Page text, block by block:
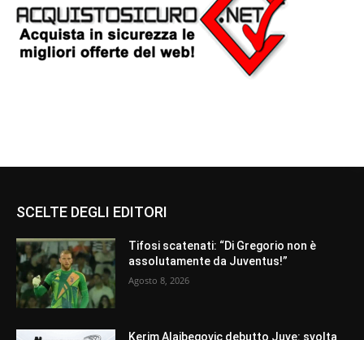
SCELTE DEGLI EDITORI
Tifosi scatenati: “Di Gregorio non è
assolutamente da Juventus!”
Agosto 8, 2026
Kerim Alajbegovic debutto Juve: svolta